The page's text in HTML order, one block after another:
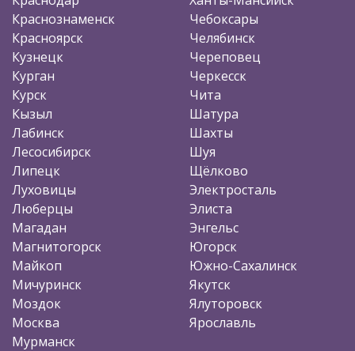
Краснознаменск
Красноярск
Кузнецк
Курган
Курск
Кызыл
Лабинск
Лесосибирск
Липецк
Луховицы
Люберцы
Магадан
Магнитогорск
Майкоп
Мичуринск
Моздок
Москва
Мурманск
Чебоксары
Челябинск
Череповец
Черкесск
Чита
Шатура
Шахты
Шуя
Щёлково
Электросталь
Элиста
Энгельс
Югорск
Южно-Сахалинск
Якутск
Ялуторовск
Ярославль